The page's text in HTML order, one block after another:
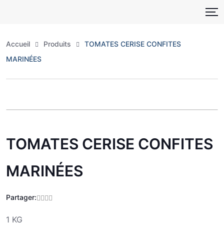
Accueil Produits
TOMATES CERISE CONFITES
MARINÉES
TOMATES CERISE CONFITES
MARINÉES
Partager:
1 KG